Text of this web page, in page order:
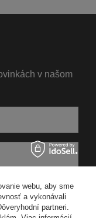
v našom
služby Newsletter v
webu, aby sme
a vykonávali
partneri.